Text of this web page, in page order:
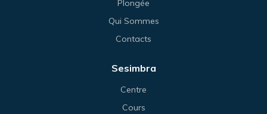
Plongée
Qui Sommes
Contacts
Sesimbra
Centre
Cours